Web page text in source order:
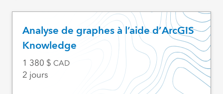
Analyse de graphes à l’aide d’ArcGIS
Knowledge
1 380 CAD
2 jours